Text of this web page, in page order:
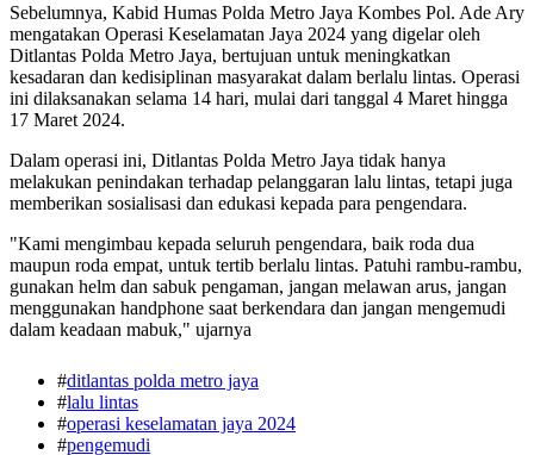
Sebelumnya, Kabid Humas Polda Metro Jaya Kombes Pol. Ade Ary
mengatakan Operasi Keselamatan Jaya 2024 yang digelar oleh
Ditlantas Polda Metro Jaya, bertujuan untuk meningkatkan
kesadaran dan kedisiplinan masyarakat dalam berlalu lintas. Operasi
ini dilaksanakan selama 14 hari, mulai dari tanggal 4 Maret hingga
17 Maret 2024.
Dalam operasi ini, Ditlantas Polda Metro Jaya tidak hanya
melakukan penindakan terhadap pelanggaran lalu lintas, tetapi juga
memberikan sosialisasi dan edukasi kepada para pengendara.
"Kami mengimbau kepada seluruh pengendara, baik roda dua
maupun roda empat, untuk tertib berlalu lintas. Patuhi rambu-rambu,
gunakan helm dan sabuk pengaman, jangan melawan arus, jangan
menggunakan handphone saat berkendara dan jangan mengemudi
dalam keadaan mabuk," ujarnya
#ditlantas polda metro jaya
#lalu lintas
#operasi keselamatan jaya 2024
#pengemudi